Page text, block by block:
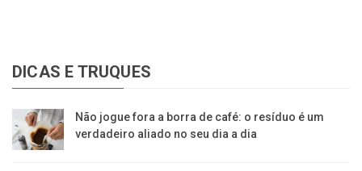
DICAS E TRUQUES
Não jogue fora a borra de café: o resíduo é um
verdadeiro aliado no seu dia a dia